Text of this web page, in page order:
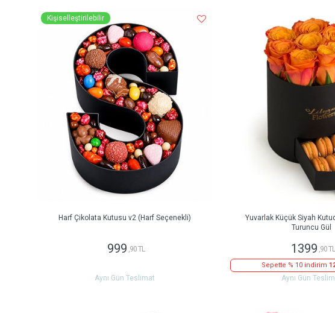
Kişiselleştirilebilir
Harf Çikolata Kutusu v2 (Harf Seçenekli)
999 ,90 TL
Aynı Gün Teslimat
Yuvarlak Küçük Siyah
Turuncu Gül
1399 ,90 TL
Sepette % 10 indirim
Aynı Gün